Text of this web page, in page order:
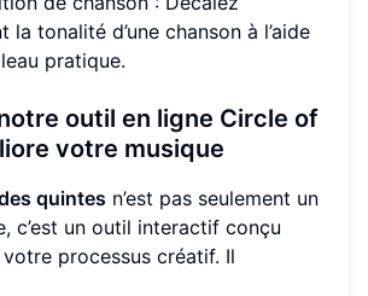
la tonalité d’une chanson à l’aide
pratique.
outil en ligne Circle of
votre musique
quintes n’est pas seulement un
c’est un outil interactif conçu
processus créatif. Il